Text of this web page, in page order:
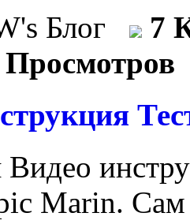
Блог
7
Просмотров
Видео
Marin. Сам